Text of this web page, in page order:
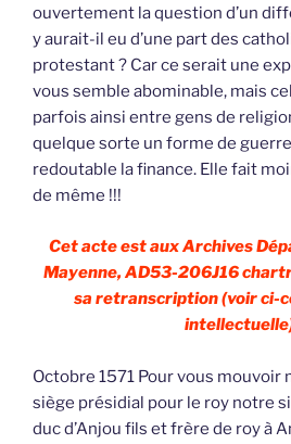
ouvertement la question d’un
y aurait-il eu d’une part des
protestant ? Car ce serait une
vous semble abominable, mais
parfois ainsi entre gens de
quelque sorte un forme de
redoutable la finance. Elle fait
de même !!!
Cet acte est aux Archives
Mayenne, AD53-206J16
sa retranscription (voir ci-
Octobre 1571 Pour vous mouvoir
siège présidial pour le roy notre
duc d’Anjou fils et frère de roy à